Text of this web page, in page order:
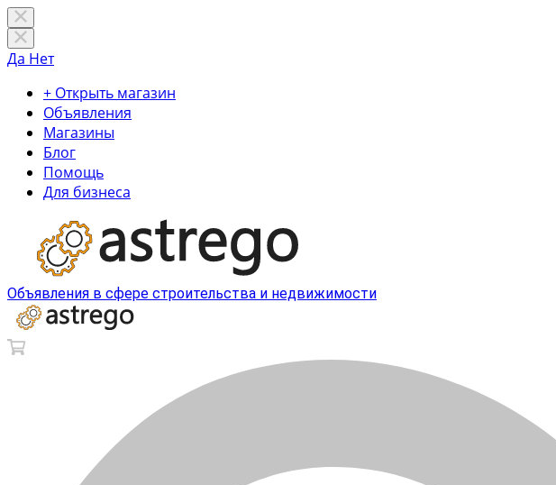
Да Нет
+ Открыть магазин
Объявления
Магазины
Блог
Помощь
Для бизнеса
Объявления в сфере строительства и недвижимости